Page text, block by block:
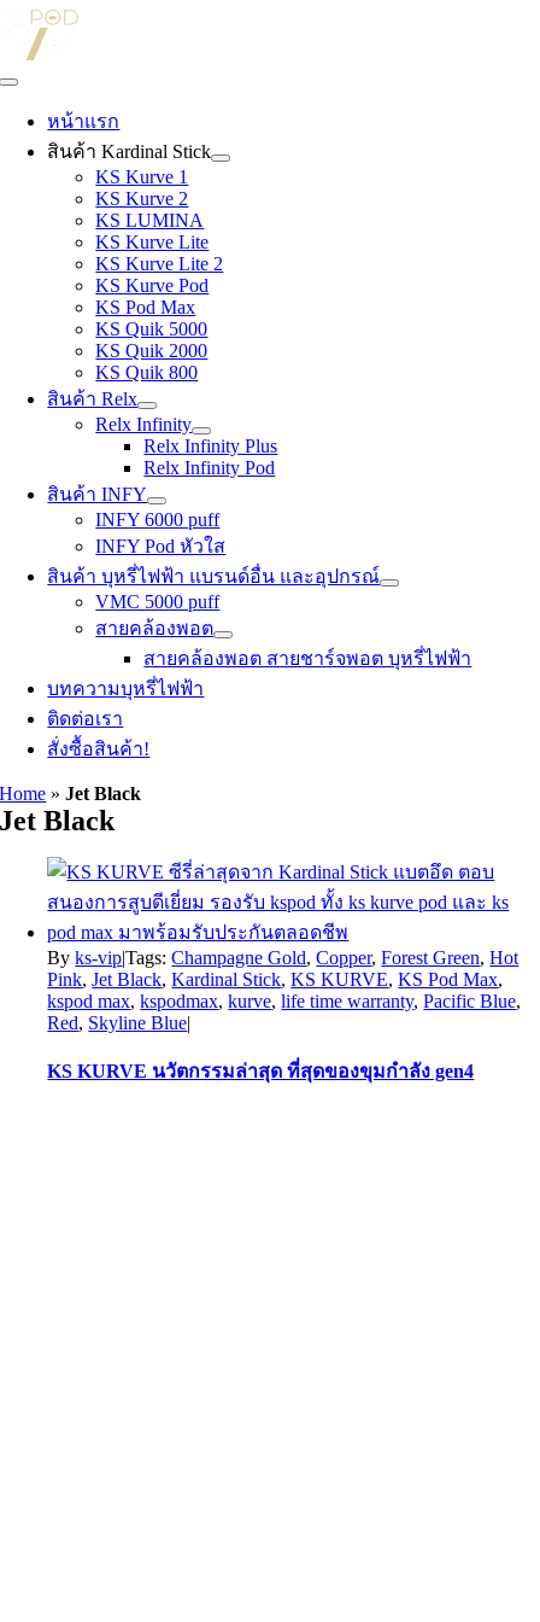
Skip
content
Toggle
Navigation
หน้าแรก
สินค้า Kardinal Stick
KS Kurve 1
KS Kurve 2
KS LUMINA
KS Kurve Lite
KS Kurve Lite 2
KS Kurve Pod
KS Pod Max
KS Quik 5000
KS Quik 2000
KS Quik 800
สินค้า Relx
Relx Infinity
Relx Infinity Plus
Relx Infinity Pod
สินค้า INFY
INFY 6000 puff
INFY Pod หัวใส
สินค้า บุหรี่ไฟฟ้า แบรนด์อื่น และอุปกรณ์
VMC 5000 puff
สายคล้องพอต
สายคล้องพอต สายชาร์จพอต บุหรี่ไฟฟ้า
บทความบุหรี่ไฟฟ้า
ติดต่อเรา
สั่งซื้อสินค้า!
Home »Jet Black
Jet Black
Byks-vip|Tags:Champagne Gold,Copper,Forest Green,Hot
Pink,Jet Black,Kardinal Stick,KS KURVE,KS Pod Max,
kspod max,kspodmax,kurve,life time warranty,Pacific Blue,
Red, Skyline Blue|
KS KURVE นวัตกรรมล่าสุด ที่สุดของขุมกำลัง gen4